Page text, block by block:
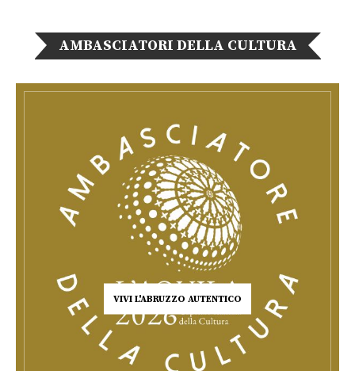
AMBASCIATORI DELLA CULTURA
VIVI L'ABRUZZO AUTENTICO